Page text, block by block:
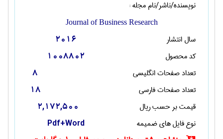
نویسنده/ناشر/نام مجله :
Journal of Business Research
سال انتشار 2016
کد محصول 1008802
تعداد صفحات انگليسی 8
تعداد صفحات فارسی 18
قیمت بر حسب ریال 2,172,500
نوع فایل های ضمیمه Pdf+Word